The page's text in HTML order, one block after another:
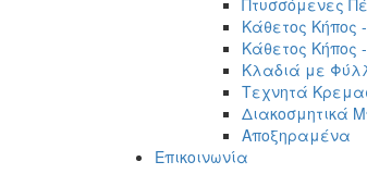
Κάθετος
Κάθετος Κήπος
Κλαδιά με
Τεχνητά
Διακοσμητικά
Αποξηραμένα
Επικοινωνία